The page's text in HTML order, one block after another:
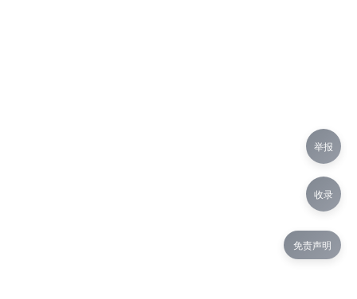
免责声明
举报
收录